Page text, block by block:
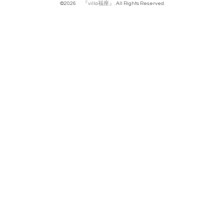
©2026 『villa福座』 . All Rights Reserved.